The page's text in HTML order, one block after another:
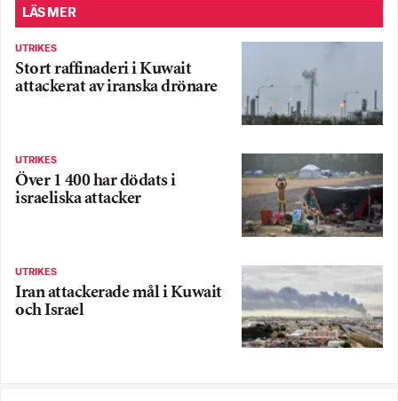
LÄS MER
UTRIKES
Stort raffinaderi i Kuwait
attackerat av iranska drönare
UTRIKES
Över 1 400 har dödats i
israeliska attacker
UTRIKES
Iran attackerade mål i Kuwait
och Israel